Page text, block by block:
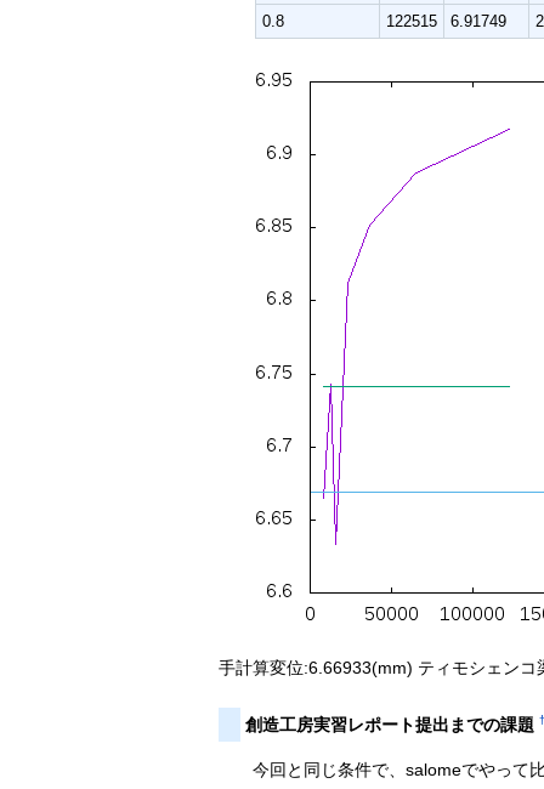
0.8
122515 6.91749
手計算変位:6.66933(mm) ティモシェン
創造工房実習レポート提出までの課題
今回と同じ条件で、salomeでやって